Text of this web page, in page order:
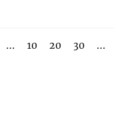
... 10 20 30 ...